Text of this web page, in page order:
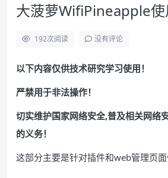
大菠萝WifiPineapple使
192次阅读 没有评论
以下内容仅供技术研究学习使用！
严禁用于非法操作！
切实维护国家网络安全,普及相关网络
的义务！
这部分主要是针对插件和web管理页面